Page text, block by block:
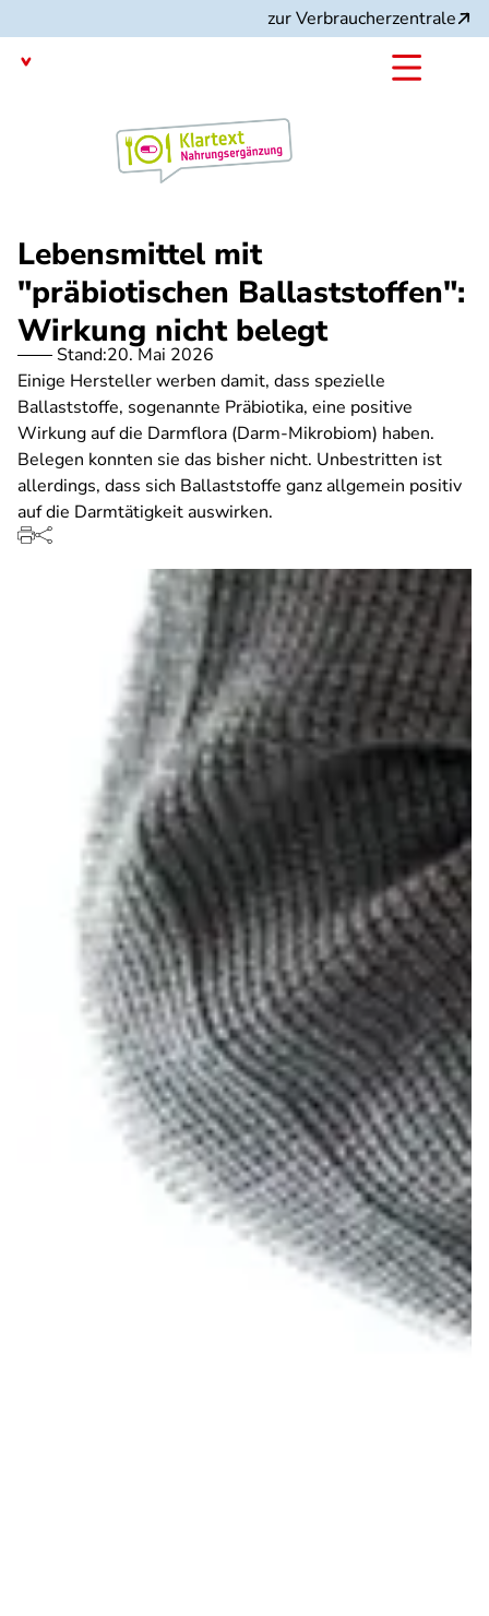
zum
Inhalt
zur Verbraucherzentrale
Lebensmittel mit
"präbiotischen Ballaststoffen":
Wirkung nicht belegt
Stand:20. Mai 2026
Einige Hersteller werben damit, dass spezielle
Ballaststoffe, sogenannte Präbiotika, eine positive
Wirkung auf die Darmflora (Darm-Mikrobiom) haben.
Belegen konnten sie das bisher nicht. Unbestritten ist
allerdings, dass sich Ballaststoffe ganz allgemein positiv
auf die Darmtätigkeit auswirken.